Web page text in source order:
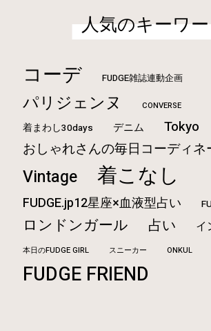
人気のキーワ
コーデ FUDGE雑誌連動企画
パリジェンヌ CONVERSE
着まわし30days デニム Tokyo
おしゃれさんの毎日コーディネ
Vintage 着こなし
FUDGE.jp12星座×血液型占い
ロンドンガール 占い イ
本日のFUDGE GIRL スニーカー ONKUL
FUDGE FRIEND